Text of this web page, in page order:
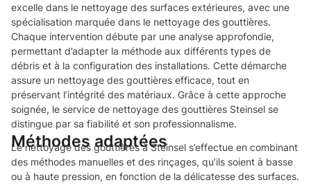
excelle dans le nettoyage des surfaces extérieures, avec une
spécialisation marquée dans le nettoyage des gouttières.
Chaque intervention débute par une analyse approfondie,
permettant d’adapter la méthode aux différents types de
débris et à la configuration des installations. Cette démarche
assure un nettoyage des gouttières efficace, tout en
préservant l’intégrité des matériaux. Grâce à cette approche
soignée, le service de nettoyage des gouttières Steinsel se
distingue par sa fiabilité et son professionnalisme.
Méthodes adaptées
Le nettoyage des gouttières à Steinsel s’effectue en combinant
des méthodes manuelles et des rinçages, qu’ils soient à basse
ou à haute pression, en fonction de la délicatesse des surfaces.